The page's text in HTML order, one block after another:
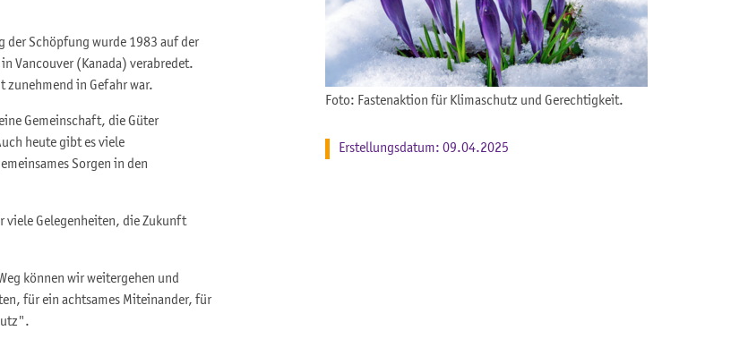
der Schöpfung wurde 1983 auf der
Vancouver (Kanada) verabredet.
zunehmend in Gefahr war.
Gemeinschaft, die Güter
heute gibt es viele
Sorgen in den
viele Gelegenheiten, die Zukunft
können wir weitergehen und
für ein achtsames Miteinander, für
Foto: Fastenaktion für Klimaschutz und Gerechtigkeit.
Erstellungsdatum: 09.04.2025